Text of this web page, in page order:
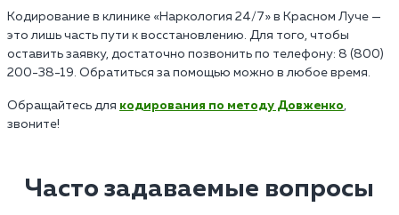
Кодирование в клинике «Наркология 24/7» в Красном Луче —
это лишь часть пути к восстановлению. Для того, чтобы
оставить заявку, достаточно позвонить по телефону: 8 (800)
200-38-19. Обратиться за помощью можно в любое время.
Обращайтесь для кодирования по методу Довженко,
звоните!
Часто задаваемые вопросы